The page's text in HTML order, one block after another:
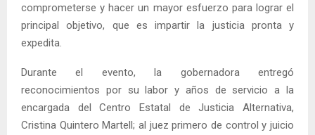
comprometerse y hacer un mayor esfuerzo para lograr el
principal objetivo, que es impartir la justicia pronta y
expedita.
Durante el evento, la gobernadora entregó
reconocimientos por su labor y años de servicio a la
encargada del Centro Estatal de Justicia Alternativa,
Cristina Quintero Martell; al juez primero de control y juicio